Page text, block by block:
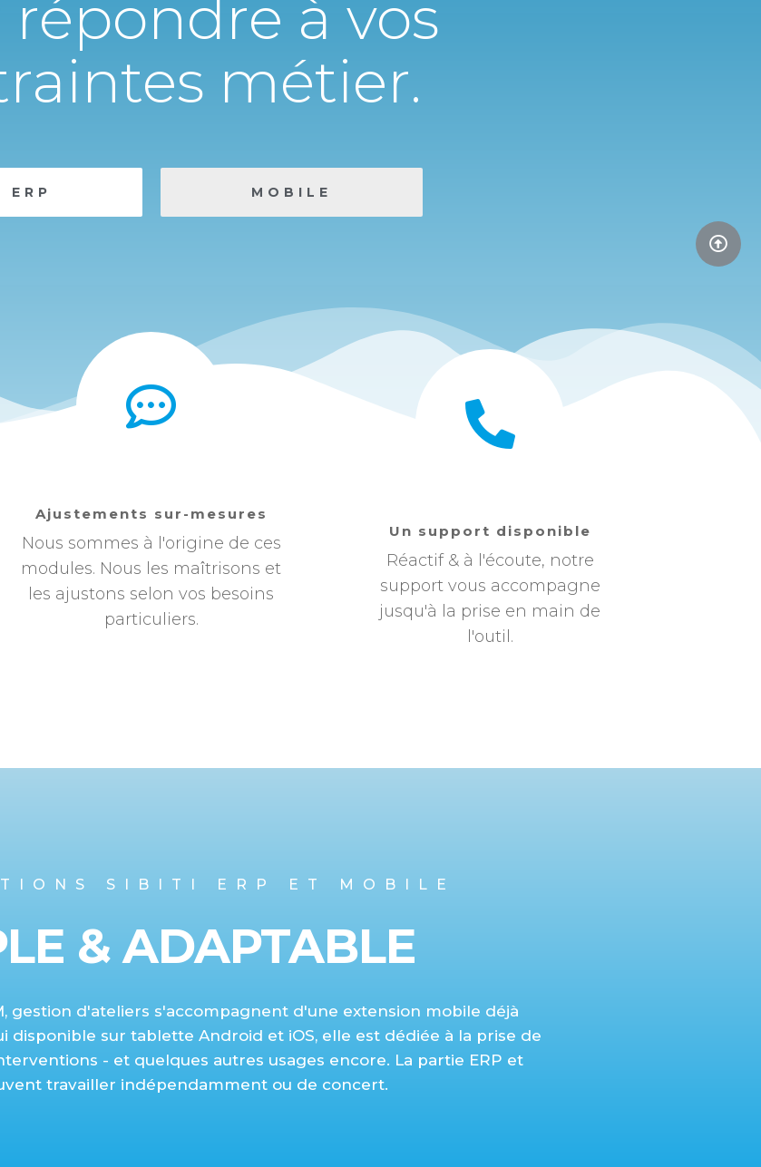
à vos
métier.
ERP MOBILE
Ajustements sur-mesures
Nous sommes à l'origine de ces
modules. Nous les maîtrisons et
les ajustons selon vos besoins
particuliers.
Un support disponible
Réactif & à l'écoute, notre
support vous accompagne
jusqu'à la prise en main de
l'outil.
SIBITI ERP ET MOBILE
& ADAPTABLE
gestion d'ateliers s'accompagnent d'une extension mobile déjà
disponible sur tablette Android et iOS, elle est dédiée à la prise de
- et quelques autres usages encore. La partie ERP et
travailler indépendamment ou de concert.